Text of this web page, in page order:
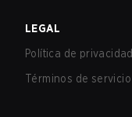
LEGAL
Política de privacidad
Términos de servicio